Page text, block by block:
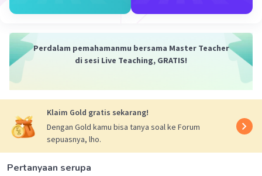
Iklan
23 Maret 2024 09:24
Pemerintah memiliki beragam upaya untuk
menjaga dan mengembangkan demokrasi di
suatu negara. Beberapa upaya yang umum
dilakukan oleh pemerintah untuk tujuan ini
antara lain:
Perdalam pemahamanmu bersama Master Teacher
di sesi Live Teaching, GRATIS!
Klaim Gold gratis sekarang!
Dengan Gold kamu bisa tanya soal ke Forum
sepuasnya, lho.
Pertanyaan serupa